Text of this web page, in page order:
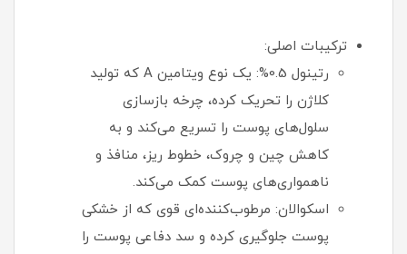
ترکیبات اصلی:
رتینول 0.5%: یک نوع ویتامین A که تولید
کلاژن را تحریک کرده، چرخه بازسازی
سلول‌های پوست را تسریع می‌کند و به
کاهش چین و چروک، خطوط ریز، منافذ و
ناهمواری‌های پوست کمک می‌کند.
اسکوالان: مرطوب‌کننده‌ای قوی که از خشکی
پوست جلوگیری کرده و سد دفاعی پوست را